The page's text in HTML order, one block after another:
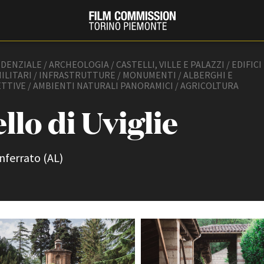
Società di produzione
Strutture di servizio
Professionisti
Attrici-Attori
Beginners
/ ARCHEOLOGIA / CASTELLI, VILLE E PALAZZI / EDIFICI
/ INFRASTRUTTURE / MONUMENTI / ALBERGHI E
/ AMBIENTI NATURALI PANORAMICI / AGRICOLTURA
di Uviglie
(AL)